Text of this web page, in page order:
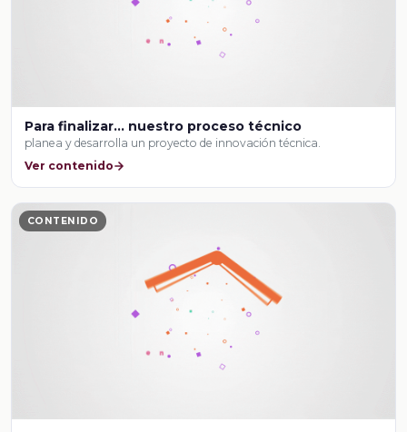
Para finalizar… nuestro proceso técnico
planea y desarrolla un proyecto de innovación técnica.
Ver contenido
CONTENIDO